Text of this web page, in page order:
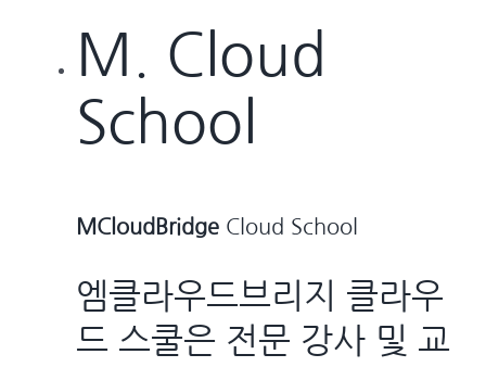
M. Cloud
School
MCloudBridge Cloud School
엠클라우드브리지 클라우
드 스쿨은 전문 강사 및 교